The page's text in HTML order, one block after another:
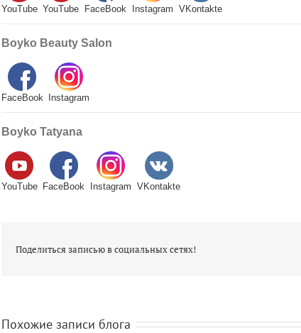
YouTube YouTube FaceBook Instagram VKontakte
Boyko Beauty Salon
FaceBook Instagram
Boyko Tatyana
YouTube FaceBook Instagram VKontakte
Поделиться записью в социальных сетях!
Похожие записи блога